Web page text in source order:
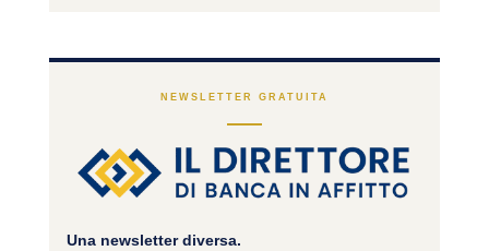
NEWSLETTER GRATUITA
Una newsletter diversa.